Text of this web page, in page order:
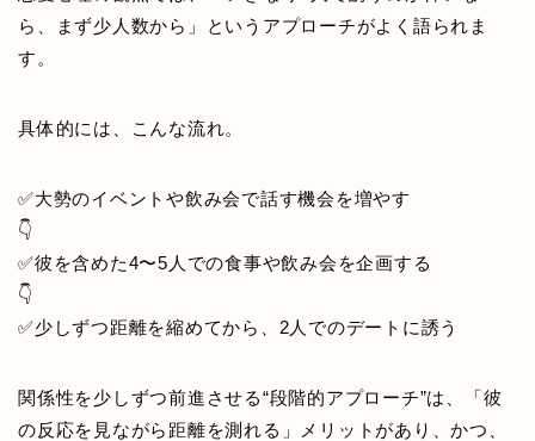
ら、まず少人数から」というアプローチがよく語られま
す。
具体的には、こんな流れ。
✅大勢のイベントや飲み会で話す機会を増やす
👇
✅彼を含めた4〜5人での食事や飲み会を企画する
👇
✅少しずつ距離を縮めてから、2人でのデートに誘う
関係性を少しずつ前進させる“段階的アプローチ”は、「彼
の反応を見ながら距離を測れる」メリットがあり、かつ、